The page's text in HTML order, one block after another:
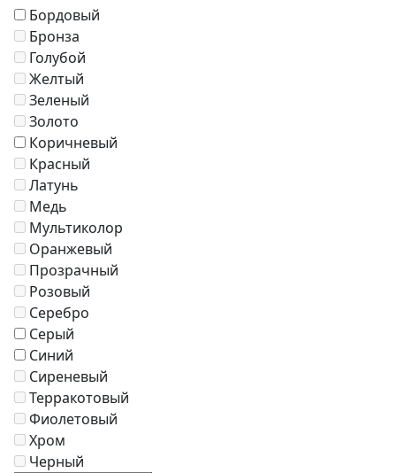
Кресла
Зонты
Журнальные столики
Диваны
Аксессуары
Бордовый
Бронза
Голубой
Желтый
Зеленый
Золото
Коричневый
Красный
Латунь
Медь
Мультиколор
Оранжевый
Прозрачный
Розовый
Серебро
Серый
Синий
Сиреневый
Терракотовый
Фиолетовый
Хром
Черный